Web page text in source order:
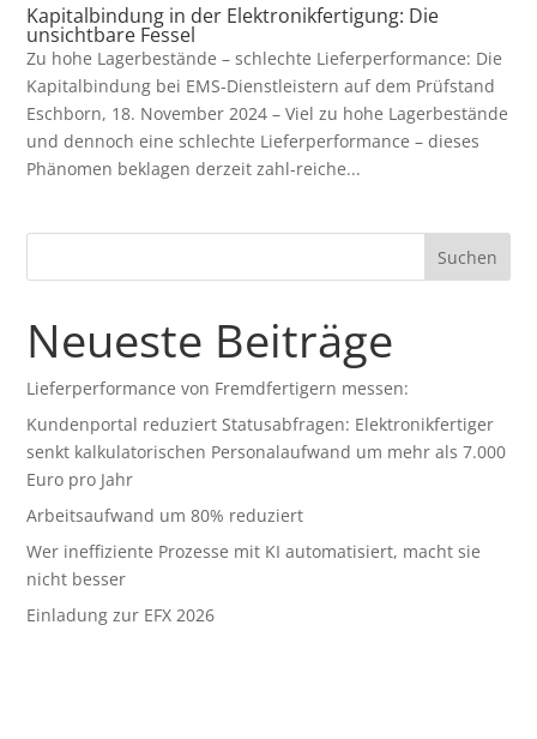
Kapitalbindung in der Elektronikfertigung: Die
unsichtbare Fessel
Zu hohe Lagerbestände – schlechte Lieferperformance: Die
Kapitalbindung bei EMS-Dienstleistern auf dem Prüfstand
Eschborn, 18. November 2024 – Viel zu hohe Lagerbestände
und dennoch eine schlechte Lieferperformance – dieses
Phänomen beklagen derzeit zahl-reiche...
Suchen
Neueste Beiträge
Lieferperformance von Fremdfertigern messen:
Kundenportal reduziert Statusabfragen: Elektronikfertiger
senkt kalkulatorischen Personalaufwand um mehr als 7.000
Euro pro Jahr
Arbeitsaufwand um 80% reduziert
Wer ineffiziente Prozesse mit KI automatisiert, macht sie
nicht besser
Einladung zur EFX 2026